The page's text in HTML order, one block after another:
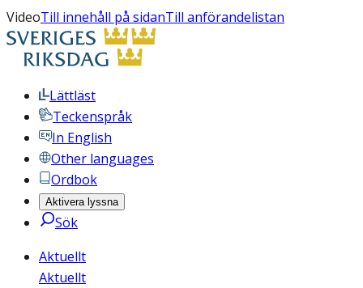
VideoTill innehåll på sidanTill anförandelistan
Lättläst
Teckenspråk
In English
Other languages
Ordbok
Aktivera lyssna
Sök
Aktuellt
Aktuellt